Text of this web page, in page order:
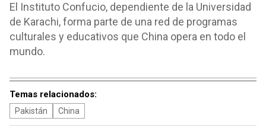
El Instituto Confucio, dependiente de la Universidad
de Karachi, forma parte de una red de programas
culturales y educativos que China opera en todo el
mundo.
Temas relacionados:
Pakistán China